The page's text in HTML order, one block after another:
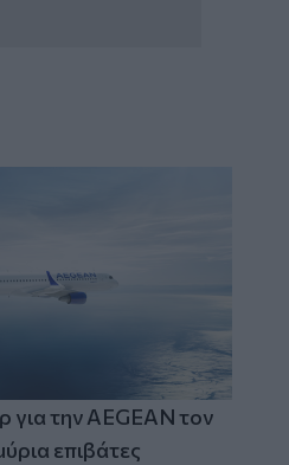
για την AEGEAN τον
επιβάτες